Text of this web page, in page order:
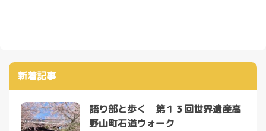
新着記事
語り部と歩く 第１３回世界遺産高
野山町石道ウォーク